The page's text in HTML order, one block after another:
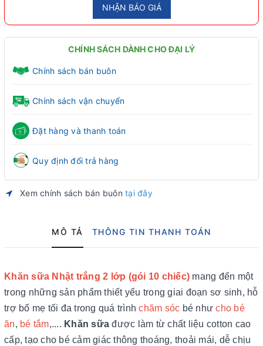
NHẬN BÁO GIÁ
CHÍNH SÁCH DÀNH CHO ĐẠI LÝ
Chính sách bán buôn
Chính sách vận chuyển
Đặt hàng và thanh toán
Quy định đổi trả hàng
Xem chính sách bán buôn tại đây
MÔ TẢ THÔNG TIN THANH TOÁN
Khăn sữa Nhật trắng 2 lớp (gói 10 chiếc) mang đến một
trong những sản phẩm thiết yếu trong giai đoạn sơ sinh, hỗ
trợ bố mẹ tối đa trong quá trìnhchăm sóc bé nhưcho bé
ăn, bé tắm,.... Khăn sữa được làm từ chất liệu cotton cao
cấp, tạo cho bé cảm giác thông thoáng, thoải mái, dễ chịu